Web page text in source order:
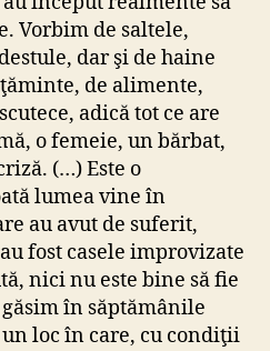
Vorbim de saltele,
dar şi de haine
de alimente,
adică tot ce are
o femeie, un bărbat,
(…) Este o
lumea vine în
au avut de suferit,
fost casele improvizate
nici nu este bine să fie
în săptămânile
loc în care, cu condiţii